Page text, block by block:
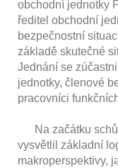
obchodní jednotky
ředitel obchodní
bezpečnostní
základě skutečné
Jednání se
jednotky, členové
pracovníci
Na začátku
vysvětlil základní
makroperspektivy,